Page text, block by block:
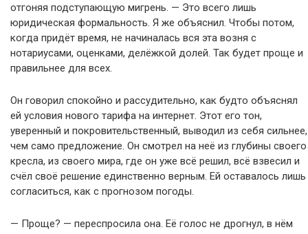
отгоняя подступающую мигрень. — Это всего лишь
юридическая формальность. Я же объяснил. Чтобы потом,
когда придёт время, не начиналась вся эта возня с
нотариусами, оценками, делёжкой долей. Так будет проще и
правильнее для всех.
Он говорил спокойно и рассудительно, как будто объяснял
ей условия нового тарифа на интернет. Этот его тон,
уверенный и покровительственный, выводил из себя сильнее,
чем само предложение. Он смотрел на неё из глубины своего
кресла, из своего мира, где он уже всё решил, всё взвесил и
счёл своё решение единственно верным. Ей оставалось лишь
согласиться, как с прогнозом погоды.
— Проще? — переспросила она. Её голос не дрогнул, в нём